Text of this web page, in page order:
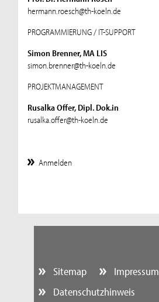
hermann.roesch@th-koeln.de
PROGRAMMIERUNG / IT-SUPPORT
Simon Brenner, MA LIS
simon.brenner@th-koeln.de
PROJEKTMANAGEMENT
Rusalka Offer, Dipl. Dok.in
rusalka.offer@th-koeln.de
Anmelden
Sitemap
Impressum
Datenschutzhinweis